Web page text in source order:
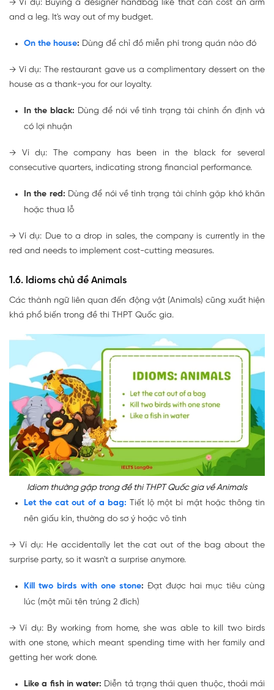
→ Ví dụ: Buying a designer handbag like that cancost an arm
and a leg. It's way out of my budget.
On the house: Dùng để chỉ đồ miễn phí trong quán nào đó
→ Ví dụ: The restaurant gave us a complimentary desserton the
house as a thank-you for our loyalty.
In the black: Dùng để nói về tình trạng tài chính ổn định và
có lợi nhuận
→ Ví dụ: The company has been in the blackfor several
consecutive quarters, indicating strong financial performance.
In the red: Dùng để nói về tình trạng tài chính gặp khó khăn
hoặc thua lỗ
→Ví dụ: Due to a drop in sales, the company is currently in the
red and needs to implement cost-cutting measures.
1.6. Idioms chủ đề Animals
Các thành ngữ liên quan đến động vật (Animals) cũng xuất hiện
khá phổ biến trong đề thi THPT Quốc gia.
Idiom thường gặp trong đề thi THPT Quốc gia về Animals
Let the cat out of a bag: Tiết lộ một bí mật hoặc thông tin
nên giấu kín, thường do sơ ý hoặc vô tình
→ Ví dụ: He accidentally let the cat out of the bag about the
surprise party, so it wasn't a surprise anymore.
Kill two birds with one stone: Đạt được hai mục tiêu cùng
lúc (một mũi tên trúng 2 đích)
→Ví dụ: By working from home, she was able to kill two birds
with one stone, which meant spending time with her family and
getting her work done.
Like a fish in water: Diễn tả trạng thái quen thuộc, thoải mái